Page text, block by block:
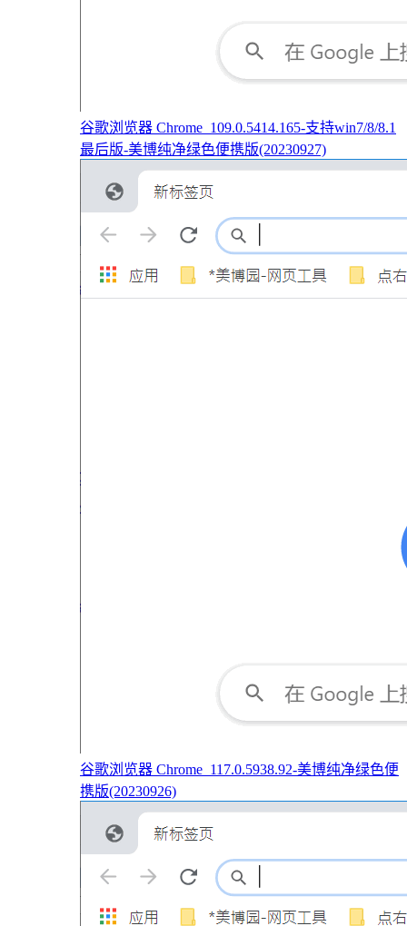
谷歌浏览器 Chrome_109.0.5414.165-支持win7/8/8.1
最后版-美博纯净绿色便携版(20230927)
谷歌浏览器 Chrome_117.0.5938.92-美博纯净绿色便
携版(20230926)